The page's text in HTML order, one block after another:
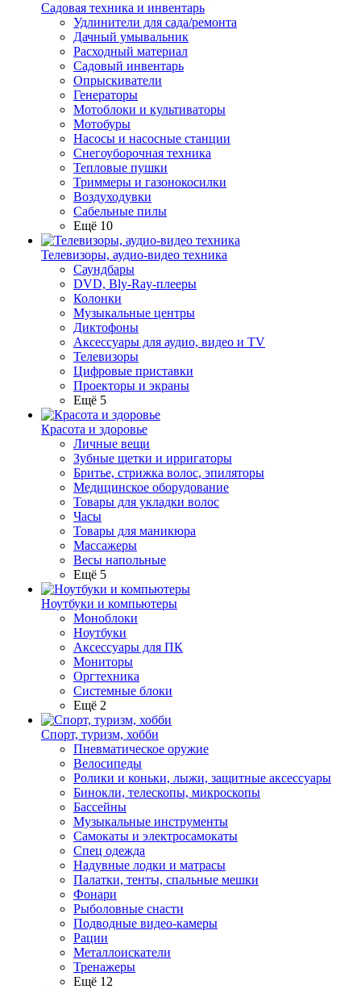
Садовая техника и инвентарь
Удлинители для сада/ремонта
Дачный умывальник
Расходный материал
Садовый инвентарь
Опрыскиватели
Генераторы
Мотоблоки и культиваторы
Мотобуры
Насосы и насосные станции
Снегоуборочная техника
Тепловые пушки
Триммеры и газонокосилки
Воздуходувки
Сабельные пилы
Ещё 10
Телевизоры, аудио-видео техника
Саундбары
DVD, Bly-Ray-плееры
Колонки
Музыкальные центры
Диктофоны
Аксессуары для аудио, видео и TV
Телевизоры
Цифровые приставки
Проекторы и экраны
Ещё 5
Красота и здоровье
Личные вещи
Зубные щетки и ирригаторы
Бритье, стрижка волос, эпиляторы
Медицинское оборудование
Товары для укладки волос
Часы
Товары для маникюра
Массажеры
Весы напольные
Ещё 5
Ноутбуки и компьютеры
Моноблоки
Ноутбуки
Аксессуары для ПК
Мониторы
Оргтехника
Системные блоки
Ещё 2
Спорт, туризм, хобби
Пневматическое оружие
Велосипеды
Ролики и коньки, лыжи, защитные аксессуары
Бинокли, телескопы, микроскопы
Бассейны
Музыкальные инструменты
Самокаты и электросамокаты
Спец одежда
Надувные лодки и матрасы
Палатки, тенты, спальные мешки
Фонари
Рыболовные снасти
Подводные видео-камеры
Рации
Металлоискатели
Тренажеры
Ещё 12